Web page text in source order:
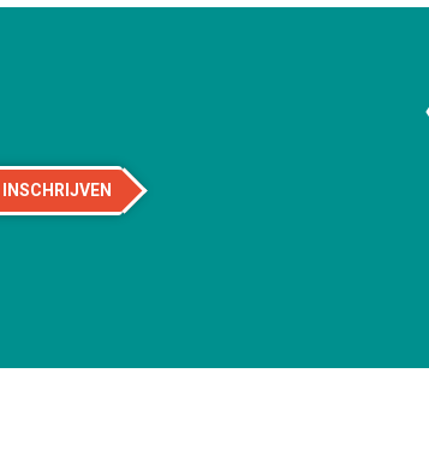
INSCHRIJVEN